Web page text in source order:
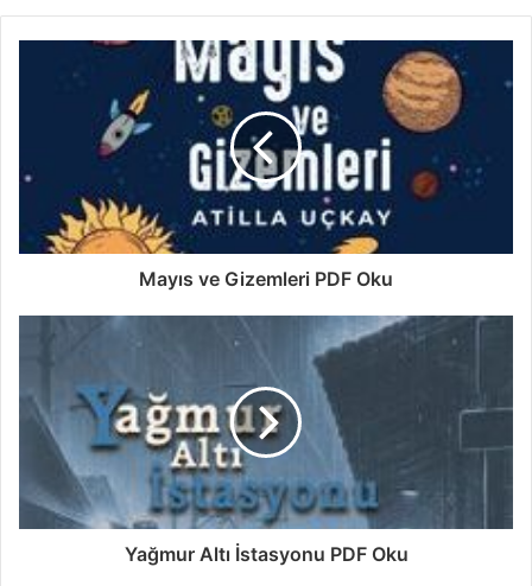
Mayıs ve Gizemleri PDF Oku
Yağmur Altı İstasyonu PDF Oku